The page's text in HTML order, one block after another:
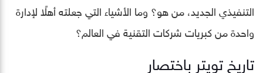
التنفيذي الجديد، من هو؟ وما الأشياء التي جعلته أهلًا لإدارة
واحدة من كبريات شركات التقنية في العالم؟
تاريخ تويتر باختصار